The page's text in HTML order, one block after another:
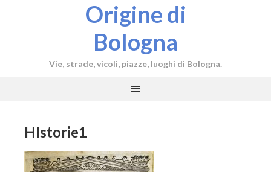
Origine di
Bologna
Vie, strade, vicoli, piazze, luoghi di Bologna.
HIstorie1